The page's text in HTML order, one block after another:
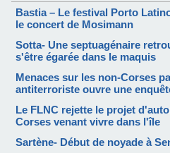
Bastia – Le festival Porto
le concert de Mosimann
Sotta- Une septuagénaire
s'être égarée dans le maquis
Menaces sur les non-Corses
antiterroriste ouvre une
Le FLNC rejette le projet
Corses venant vivre dans l'île
Sartène- Début de noyade à